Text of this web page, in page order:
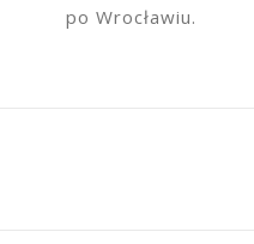
po Wrocławiu.